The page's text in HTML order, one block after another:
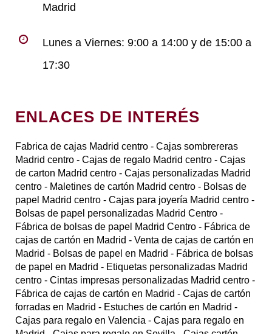
Madrid
Lunes a Viernes: 9:00 a 14:00 y de 15:00 a
17:30
ENLACES DE INTERÉS
Fabrica de cajas Madrid centro - Cajas sombrereras
Madrid centro - Cajas de regalo Madrid centro - Cajas
de carton Madrid centro - Cajas personalizadas Madrid
centro - Maletines de cartón Madrid centro - Bolsas de
papel Madrid centro - Cajas para joyería Madrid centro -
Bolsas de papel personalizadas Madrid Centro -
Fábrica de bolsas de papel Madrid Centro - Fábrica de
cajas de cartón en Madrid - Venta de cajas de cartón en
Madrid - Bolsas de papel en Madrid - Fábrica de bolsas
de papel en Madrid - Etiquetas personalizadas Madrid
centro - Cintas impresas personalizadas Madrid centro -
Fábrica de cajas de cartón en Madrid - Cajas de cartón
forradas en Madrid - Estuches de cartón en Madrid -
Cajas para regalo en Valencia - Cajas para regalo en